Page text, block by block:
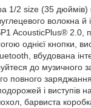
1/2 size (35 дюймів)
волокна й
AcousticPlus® 2.0,
однієї кнопки,
вбудована
до музичного
повного
і виступів
барвиста